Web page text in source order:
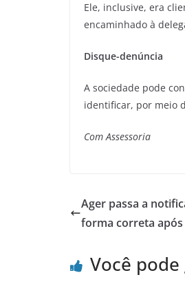
Ele, inclusive, era
encaminhado à
Disque-denúncia
A sociedade pode
identificar, por meio
Com Assessoria
Ager passa a
forma correta após
Você